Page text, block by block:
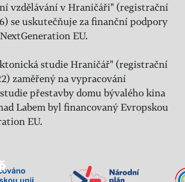
vzdělávání v Hraničáři" (registrační
se uskutečňuje za finanční podpory
EU.
studie Hraničář" (registrační
zaměřený na vypracování
přestavby domu bývalého kina
Labem byl financovaný Evropskou
EU.